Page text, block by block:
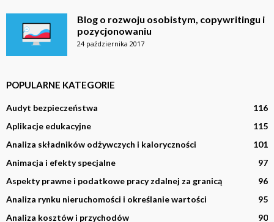
Blog o rozwoju osobistym, copywritingu i
pozycjonowaniu
24 października 2017
POPULARNE KATEGORIE
Audyt bezpieczeństwa
116
Aplikacje edukacyjne
115
Analiza składników odżywczych i kaloryczności
101
Animacja i efekty specjalne
97
Aspekty prawne i podatkowe pracy zdalnej za granicą
96
Analiza rynku nieruchomości i określanie wartości
95
Analiza kosztów i przychodów
90